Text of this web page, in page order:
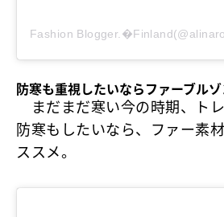
防寒も重視したいならファーブル
まだまだ寒い今の時期、ト
防寒もしたいなら、ファー素
ススメ。